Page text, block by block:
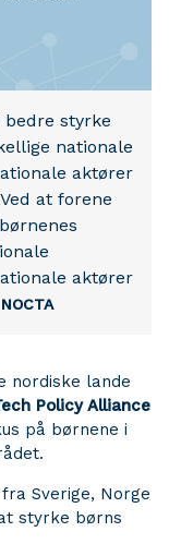
styrke
nationale
aktører
at forene
aktører
NOCTA
nordiske lande
Policy Alliance
på børnene i
Sverige, Norge
styrke børns